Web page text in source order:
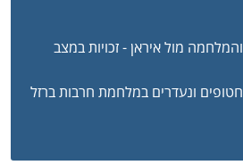
מול איראן - זכויות במצב
ונעדרים במלחמת חרבות ברזל